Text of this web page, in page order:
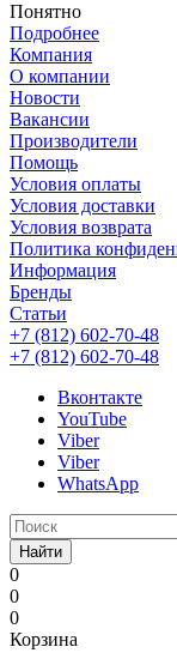
Понятно
Подробнее
Компания
О компании
Новости
Вакансии
Производители
Помощь
Условия оплаты
Условия доставки
Условия возврата
Политика
Информация
Бренды
Статьи
+7 (812) 602-70-48
+7 (812) 602-70-48
Вконтакте
YouTube
Viber
Viber
WhatsApp
Найти
0
0
0
Корзина